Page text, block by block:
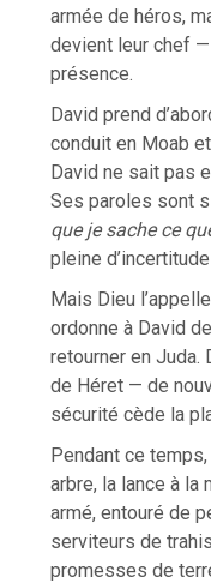
armée de héros,
devient leur chef
présence.
David prend
conduit en Moab
David ne sait pas
Ses paroles sont
que je sache ce
pleine
Mais Dieu
ordonne à David
retourner en Juda.
de Héret — de
sécurité cède la
Pendant ce
arbre, la lance à la
armé, entouré de
serviteurs de
promesses de